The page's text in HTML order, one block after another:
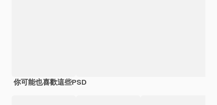
你可能也喜歡這些PSD